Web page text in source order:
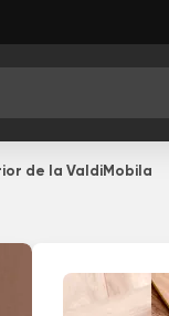
de la ValdiMobila